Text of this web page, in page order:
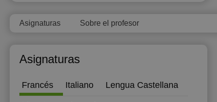
Asignaturas Sobre el profesor
Asignaturas
Francés Italiano Lengua Castellana